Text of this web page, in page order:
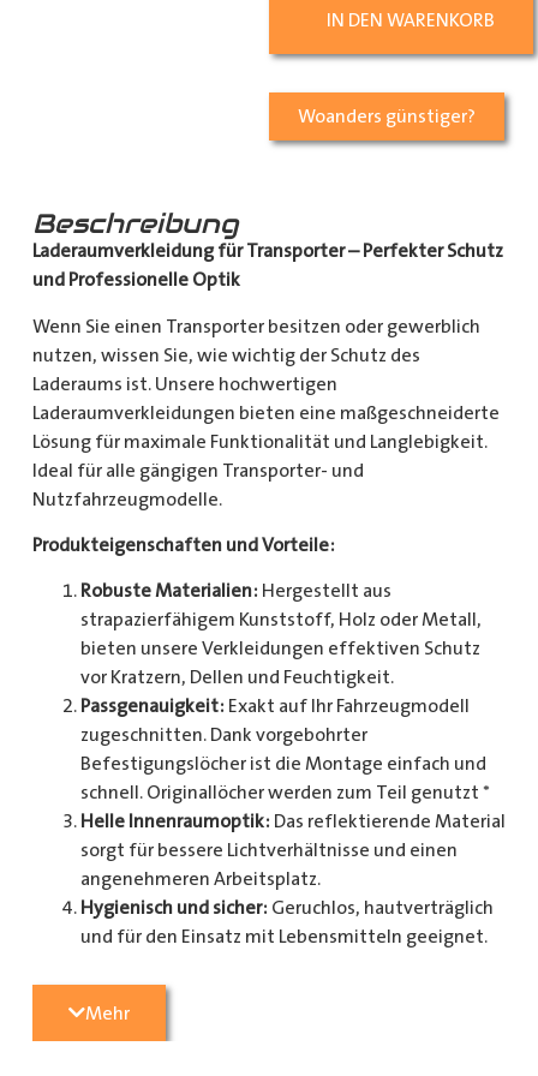
IN DEN WARENKORB
Woanders günstiger?
Beschreibung
Laderaumverkleidung für Transporter – Perfekter Schutz
und Professionelle Optik
Wenn Sie einen Transporter besitzen oder gewerblich
nutzen, wissen Sie, wie wichtig der Schutz des
Laderaums ist. Unsere hochwertigen
Laderaumverkleidungen bieten eine maßgeschneiderte
Lösung für maximale Funktionalität und Langlebigkeit.
Ideal für alle gängigen Transporter- und
Nutzfahrzeugmodelle.
Produkteigenschaften und Vorteile:
Robuste Materialien: Hergestellt aus
strapazierfähigem Kunststoff, Holz oder Metall,
bieten unsere Verkleidungen effektiven Schutz
vor Kratzern, Dellen und Feuchtigkeit.
Passgenauigkeit: Exakt auf Ihr Fahrzeugmodell
zugeschnitten. Dank vorgebohrter
Befestigungslöcher ist die Montage einfach und
schnell. Originallöcher werden zum Teil genutzt *
Helle Innenraumoptik: Das reflektierende Material
sorgt für bessere Lichtverhältnisse und einen
angenehmeren Arbeitsplatz.
Hygienisch und sicher: Geruchlos, hautverträglich
und für den Einsatz mit Lebensmitteln geeignet.
Radkastenschutz, großflächigen Seitenteilen und
mehr.
Mehr